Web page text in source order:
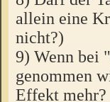
allein eine
nicht?)
9) Wenn bei
genommen
Effekt mehr?